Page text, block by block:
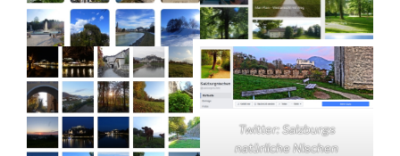
Twitter: Salzburgs
natürliche Nischen